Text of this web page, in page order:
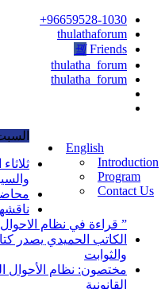
96659528-1030+
thulathaforum
Friends
thulatha_forum
thulatha_forum
English
Introduction
Program
Contact Us
السبت, 8
” قراءة في نظام
الكاتب الحميدي يصدر
والثوابت
مختصون: نظام الأحوال
القانونية